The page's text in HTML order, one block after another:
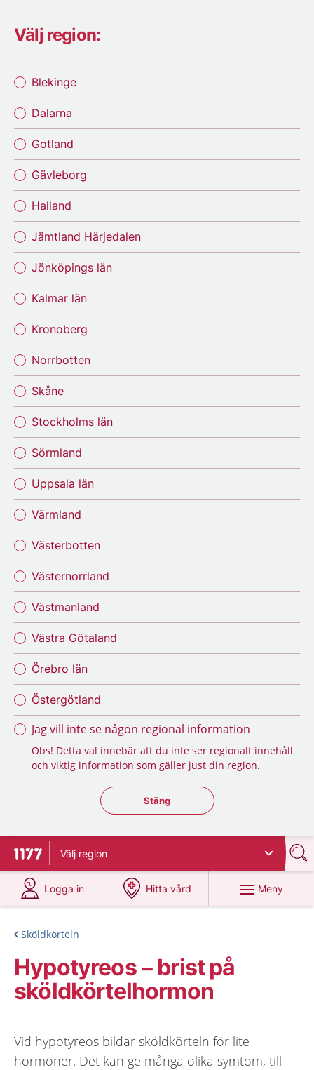
Välj region:
Blekinge
Dalarna
Gotland
Gävleborg
Halland
Jämtland Härjedalen
Jönköpings län
Kalmar län
Kronoberg
Norrbotten
Skåne
Stockholms län
Sörmland
Uppsala län
Värmland
Västerbotten
Västernorrland
Västmanland
Västra Götaland
Örebro län
Östergötland
Jag vill inte se någon regional information
Obs! Detta val innebär att du inte ser regionalt innehåll
och viktig information som gäller just din region.
Stäng regionsväljaren
Stäng
Till startsidan för 1177
Välj region
Logga in
på 1177.se
Hitta vård
på 1177.se
Meny
Sköldkörteln
Hypotyreos – brist på
sköldkörtelhormon
Vid hypotyreos bildar sköldkörteln för lite
hormoner. Det kan ge många olika symtom, till